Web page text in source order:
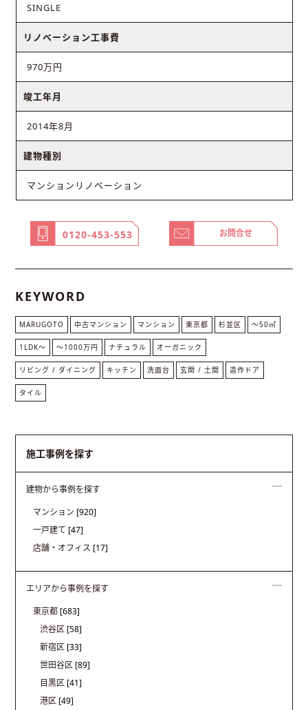
SINGLE
リノベーション工事費
970万円
竣工年月
2014年8月
建物種別
マンションリノベーション
0120-453-553 お問合せ
KEYWORD
MARUGOTO 中古マンション マンション 東京都 杉並区 〜50㎡
1LDK〜 〜1000万円 ナチュラル オーガニック
リビング / ダイニング キッチン 洗面台 玄関 / 土間 造作ドア
タイル
施工事例を探す
建物から事例を探す
マンション [920]
一戸建て [47]
店舗・オフィス [17]
エリアから事例を探す
東京都 [683]
渋谷区 [58]
新宿区 [33]
世田谷区 [89]
目黒区 [41]
港区 [49]